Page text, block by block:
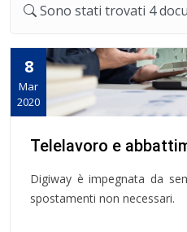
Sono stati trovati 4
8
Mar
2020
Telelavoro e
Digiway è impegnata da
spostamenti non necessari.